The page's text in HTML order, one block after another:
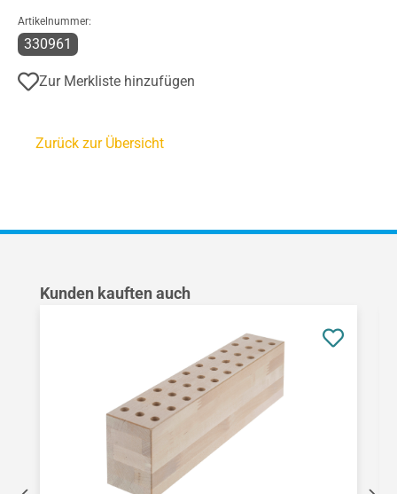
Artikelnummer:
330961
Zur Merkliste hinzufügen
Zurück zur Übersicht
Produktgalerie überspringen
Kunden kauften auch